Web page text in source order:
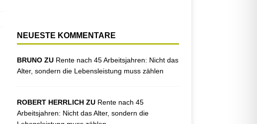
NEUESTE KOMMENTARE
BRUNO ZU Rente nach 45 Arbeitsjahren: Nicht das
Alter, sondern die Lebensleistung muss zählen
ROBERT HERRLICH ZU Rente nach 45
Arbeitsjahren: Nicht das Alter, sondern die